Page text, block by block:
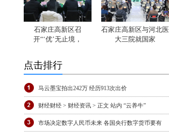
石家庄高新区召
开“‘优’无止境，
石家庄高新区与河北医
大三院就国家
点击排行
马云墨宝拍出242万 经历913次出价
财经财经 > 财经资讯 > 正文 站内 “云养牛”
市场决定数字人民币未来 各国央行数字货币要有